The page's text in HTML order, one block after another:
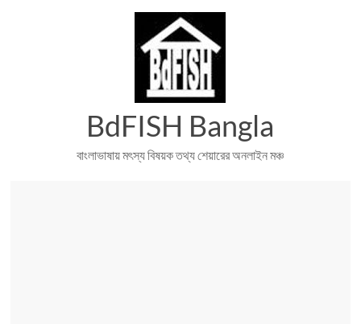
BdFISH Bangla
বাংলাভাষায় মৎস্য বিষয়ক তথ্য শেয়ারের অনলাইন মঞ্চ